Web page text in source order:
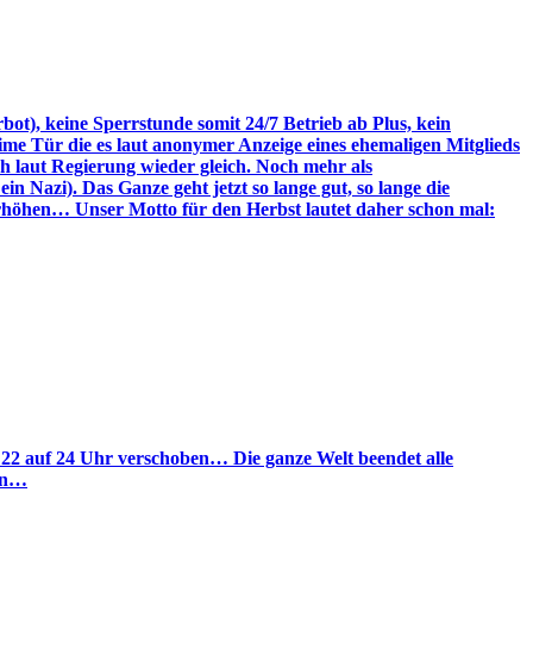
keine Sperrstunde somit 24/7 Betrieb ab Plus, kein
Tür die es laut anonymer Anzeige eines ehemaligen Mitglieds
laut Regierung wieder gleich. Noch mehr als
Nazi). Das Ganze geht jetzt so lange gut, so lange die
Unser Motto für den Herbst lautet daher schon mal:
auf 24 Uhr verschoben… Die ganze Welt beendet alle